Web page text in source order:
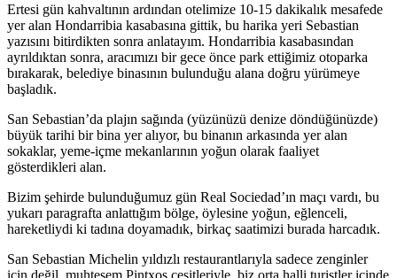
Ertesi gün kahvaltının ardından otelimize 10-15 dakikalık mesafede
yer alan Hondarribia kasabasına gittik, bu harika yeri Sebastian
yazısını bitirdikten sonra anlatayım. Hondarribia kasabasından
ayrıldıktan sonra, aracımızı bir gece önce park ettiğimiz otoparka
bırakarak, belediye binasının bulunduğu alana doğru yürümeye
başladık.
San Sebastian’da plajın sağında (yüzünüzü denize döndüğünüzde)
büyük tarihi bir bina yer alıyor, bu binanın arkasında yer alan
sokaklar, yeme-içme mekanlarının yoğun olarak faaliyet
gösterdikleri alan.
Bizim şehirde bulunduğumuz gün Real Sociedad’ın maçı vardı, bu
yukarı paragrafta anlattığım bölge, öylesine yoğun, eğlenceli,
hareketliydi ki tadına doyamadık, birkaç saatimizi burada harcadık.
San Sebastian Michelin yıldızlı restaurantlarıyla sadece zenginler
için değil, muhteşem Pintxos çeşitleriyle, biz orta halli turistler içinde